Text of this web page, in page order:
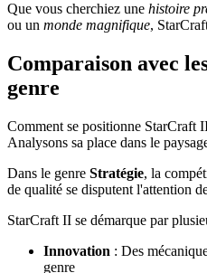
Que vous cherchiez une histoire
ou un monde magnifique,
Comparaison avec
genre
Comment se positionne StarCraft
Analysons sa place dans le
Dans le genre Stratégie, la
de qualité se disputent l'attention
StarCraft II se démarque par
Innovation : Des
genre